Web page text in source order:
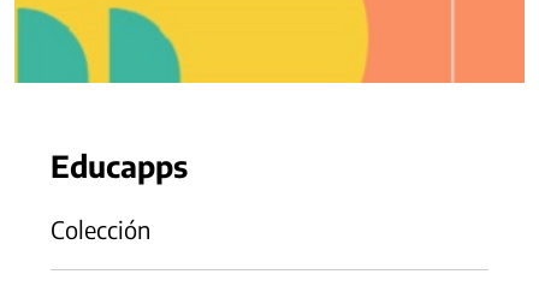
Educapps
Colección